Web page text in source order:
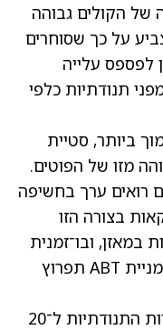
של הקולים גבוהה
על כך שסוחרים
לפספס עלייה
תנודתיות כלפי
ביותר, סטיית
מזו של הפוטים.
רואים ערך בחשיפה
בצורה הזו
ובו־זמנית
ליהנות מאופציונליות לעליות (אם מניית ABT תפרוץ
אחד האותות החשובים ביותר בעיוות התנודתיות ל־20